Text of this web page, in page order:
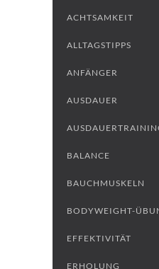
ACHTSAMKEIT
ALLTAGSTIPPS
ANFÄNGER
AUSDAUER
BALANCE
BAUCHMUSKELN
BODYWEIGHT-
EFFEKTIVITÄT
ERHOLUNG